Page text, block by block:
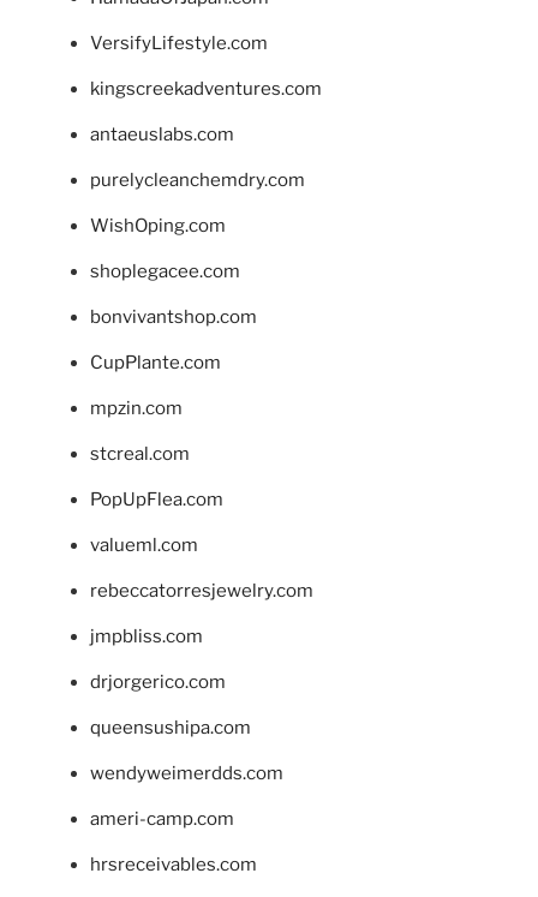
VersifyLifestyle.com
kingscreekadventures.com
antaeuslabs.com
purelycleanchemdry.com
WishOping.com
shoplegacee.com
bonvivantshop.com
CupPlante.com
mpzin.com
stcreal.com
PopUpFlea.com
valueml.com
rebeccatorresjewelry.com
jmpbliss.com
drjorgerico.com
queensushipa.com
wendyweimerdds.com
ameri-camp.com
hrsreceivables.com